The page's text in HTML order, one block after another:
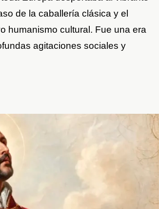
de la caballería clásica y el
humanismo cultural. Fue una era
agitaciones sociales y